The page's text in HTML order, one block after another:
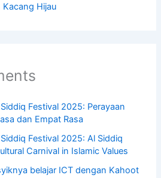
Kacang Hijau
Festival 2025: Perayaan
dan Empat Rasa
Festival 2025: Al Siddiq
Carnival in Islamic Values
belajar ICT dengan Kahoot